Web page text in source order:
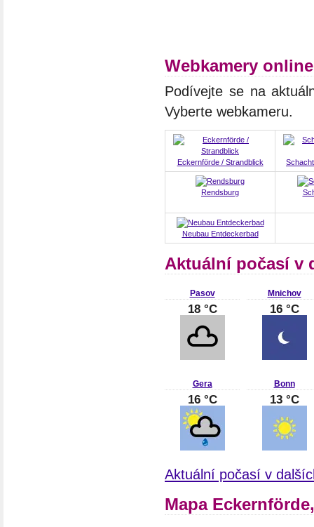
Webkamery
Podívejte se na
Vyberte webkameru.
Eckernförde / Strandblick
Rendsburg
Neubau Entdeckerbad
Aktuální počasí v
Pasov
18 °C
Mnichov
16 °C
Gera
16 °C
Bonn
13 °C
Aktuální počasí v
Mapa